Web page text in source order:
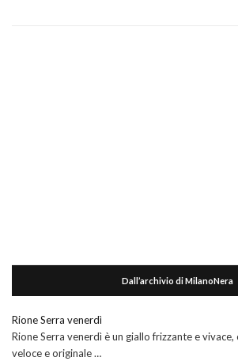
Dall’archivio di MilanoNera
Rione Serra venerdì
Rione Serra venerdì è un giallo frizzante e
veloce e originale …